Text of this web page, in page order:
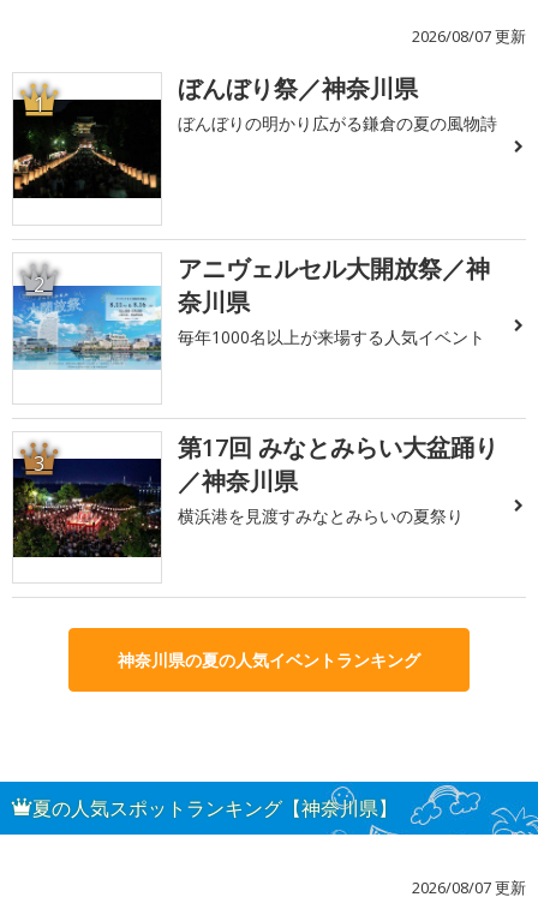
2026/08/07 更新
1 ぼんぼり祭／神奈川県
ぼんぼりの明かり広がる鎌倉の夏の風物詩
2
アニヴェルセル大開放祭／神
奈川県
毎年1000名以上が来場する人気イベント
3
第17回 みなとみらい大盆踊り
／神奈川県
横浜港を見渡すみなとみらいの夏祭り
神奈川県の夏の人気イベントランキング
夏の人気スポットランキング【神奈川県】
2026/08/07 更新